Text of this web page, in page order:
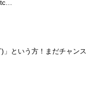
」という方！まだチャンス